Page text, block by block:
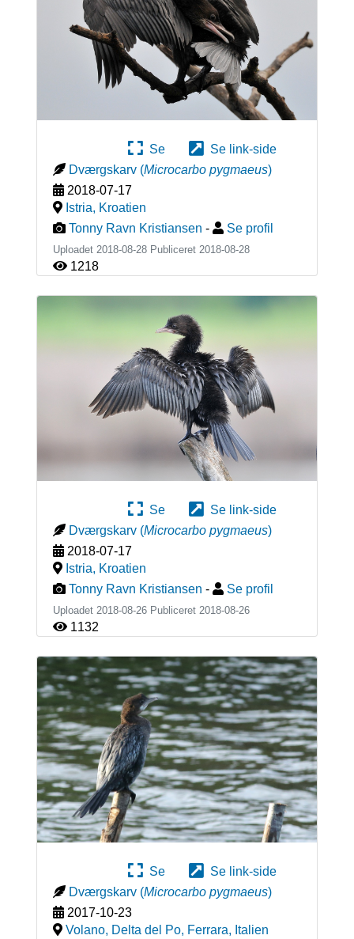
Se
Se link-side
Dværgskarv (Microcarbo pygmaeus)
2018-07-17
Istria, Kroatien
Tonny Ravn Kristiansen - Se profil
Uploadet 2018-08-28 Publiceret 2018-08-28
1218
Se
Se link-side
Dværgskarv (Microcarbo pygmaeus)
2018-07-17
Istria, Kroatien
Tonny Ravn Kristiansen - Se profil
Uploadet 2018-08-26 Publiceret 2018-08-26
1132
Se
Se link-side
Dværgskarv (Microcarbo pygmaeus)
2017-10-23
Volano, Delta del Po, Ferrara, Italien